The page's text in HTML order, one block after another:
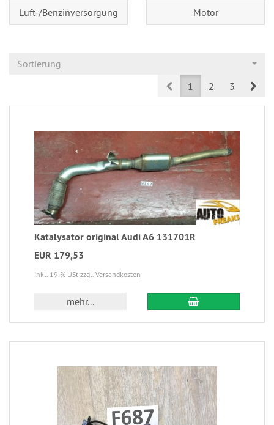
Luft-/Benzinversorgung Motor
Sortierung
Prev1 2 3
Katalysator original Audi A6 131701R
EUR 179,53
inkl. 19 % USt zzgl. Versandkosten
mehr...